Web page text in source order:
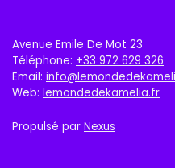
Avenue Emile De Mot 23
Téléphone: +33 972 629 326
Email:
Web: lemondedekamelia.fr
Propulsé par Nexus